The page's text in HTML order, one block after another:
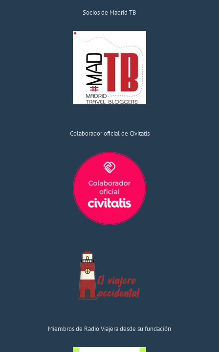
Socios de Madrid TB
Colaborador oficial de Civitatis
Miembros de Radio Viajera desde su fundación